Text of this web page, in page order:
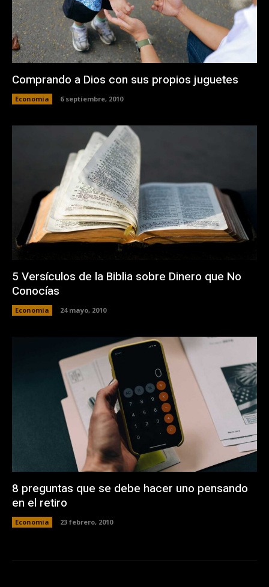
Comprando a Dios con sus propios juguetes
Economia 6 septiembre, 2010
5 Versículos de la Biblia sobre Dinero que No
Conocías
Economia 24 mayo, 2010
8 preguntas que se debe hacer uno pensando
en el retiro
Economia 23 febrero, 2010